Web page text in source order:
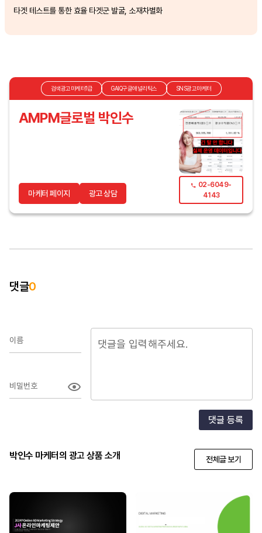
타겟 테스트를 통한 효율 타겟군 발굴, 소재차별화
검색광고마케터1급 GAIQ구글애널리틱스 SNS광고마케터
AMPM글로벌 박인수
마케터 페이지 광고 상담
02-6049-
4143
댓글0
이름
비밀번호
댓글 등록
박인수 마케터의 광고 상품 소개 전체글 보기